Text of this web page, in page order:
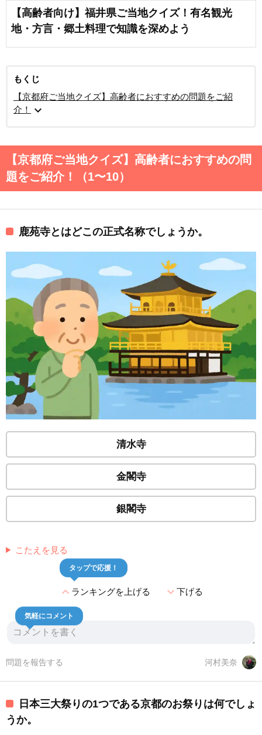
【高齢者向け】福井県ご当地クイズ！有名観光
地・方言・郷土料理で知識を深めよう
もくじ
【京都府ご当地クイズ】高齢者におすすめの問題をご紹
介！
expand_more
【京都府ご当地クイズ】高齢者におすすめの問
題をご紹介！（1〜10）
鹿苑寺とはどこの正式名称でしょうか。
清水寺
金閣寺
銀閣寺
こたえを見る
expand_lessランキングを上げる
タップで応援！
expand_more下げる
気軽にコメント
河村美奈
問題を報告する
日本三大祭りの1つである京都のお祭りは何でしょ
うか。